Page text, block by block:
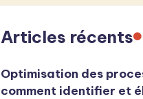
Articles récents
Optimisation des
comment identifier et